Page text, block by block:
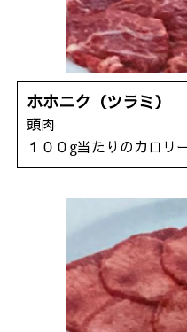
ホホニク（ツラミ）
頭肉
１００g当たりのカロリ